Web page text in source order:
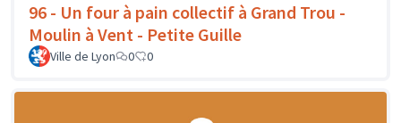
96 - Un four à pain collectif à Grand Trou -
Moulin à Vent - Petite Guille
Ville de Lyon 0 0